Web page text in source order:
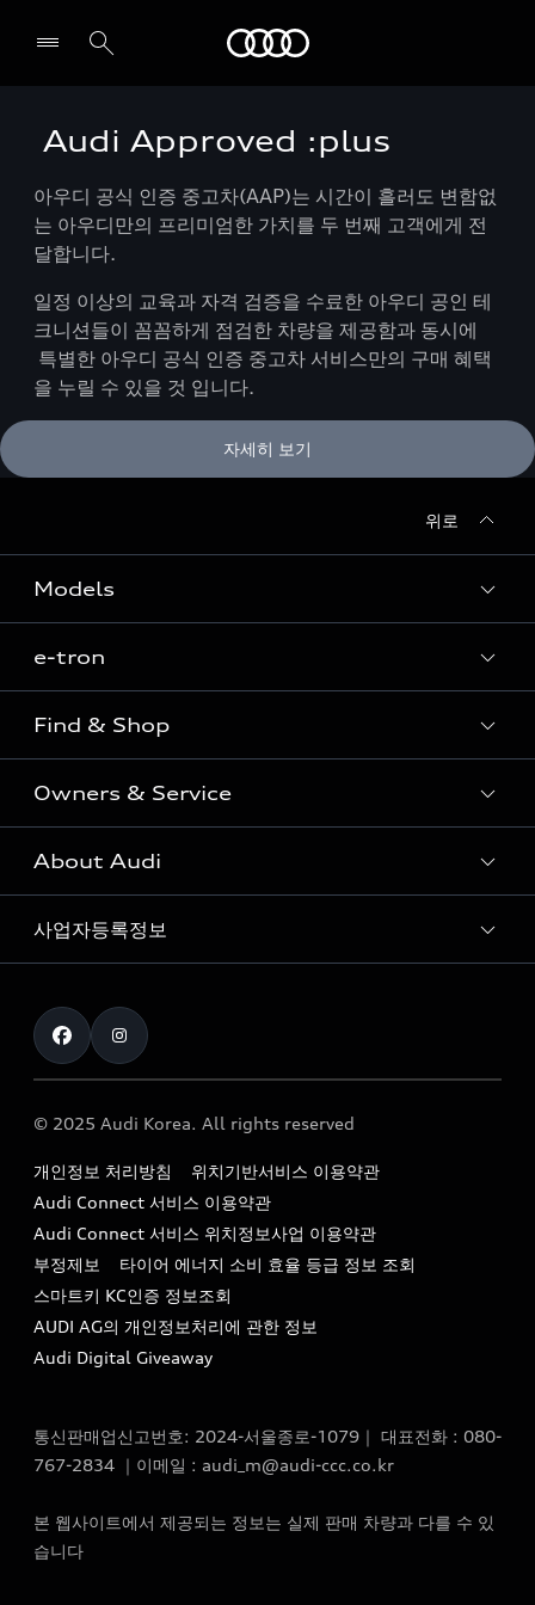
전시장/AS센터 찾기
Audi Approved :plus
아우디 공식 인증 중고차(AAP)는 시간이 흘러도 변함없
는 아우디만의 프리미엄한 가치를 두 번째 고객에게 전
달합니다.
일정 이상의 교육과 자격 검증을 수료한 아우디 공인 테
크니션들이 꼼꼼하게 점검한 차량을 제공함과 동시에
특별한 아우디 공식 인증 중고차 서비스만의 구매 혜택
을 누릴 수 있을 것 입니다.
자세히 보기
위로
Models
Sedan
SUV
Coupe
S range
e-tron
e-tron
Find & Shop
전시장/AAP 전시장/AS센터
아우디 신차 재고
아우디 모델 비교하기
아우디 공식 인증 중고차
The new Audi A6 Taste Drive 이벤트
Owners & Service
고객안내
Audi Connect
myAudiworld
내비게이션 데이터 다운로드
아우디 영상 매뉴얼
서비스 센터
서비스 프로그램
아우디 e-tron 케어 프로그램
사설수리업체를 위한 권고사항
About Audi
아우디 브랜드
Formula 1
Audi Story
아우디코리아 소식
아우디코리아 소개
아우디 스토리
아우디 브랜드 히스토리
quattro 시스템
사업자등록정보
통신판매업신고번호 : 2024-서울종로-1079
대표자명 : 틸 셰어
딩)
이메일 : audi_m@audi-ccc.co.kr
© 2025 Audi Korea. All rights reserved
개인정보 처리방침
위치기반서비스 이용약관
Audi Connect 서비스 이용약관
Audi Connect 서비스 위치정보사업 이용약관
부정제보
타이어 에너지 소비 효율 등급 정보 조회
스마트키 KC인증 정보조회
AUDI AG의 개인정보처리에 관한 정보
Audi Digital Giveaway
통신판매업신고번호: 2024-서울종로-1079｜ 대표전화 : 080-
767-2834 ｜이메일 : audi_m@audi-ccc.co.kr
본 웹사이트에서 제공되는 정보는 실제 판매 차량과 다를 수 있
습니다